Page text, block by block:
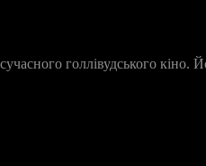
голлівудського кіно.